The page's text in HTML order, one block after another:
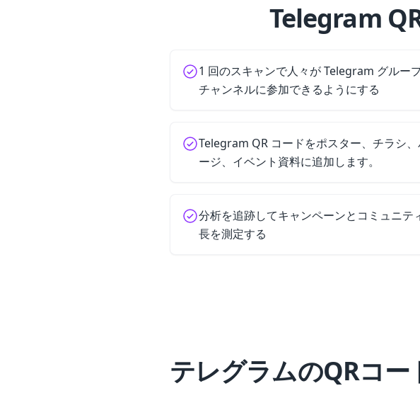
Telegram
1 回のスキャンで人々が Telegram グルー
チャンネルに参加できるようにする
Telegram QR コードをポスター、チラシ
ージ、イベント資料に追加します。
分析を追跡してキャンペーンとコミュニテ
長を測定する
テレグラムのQRコー